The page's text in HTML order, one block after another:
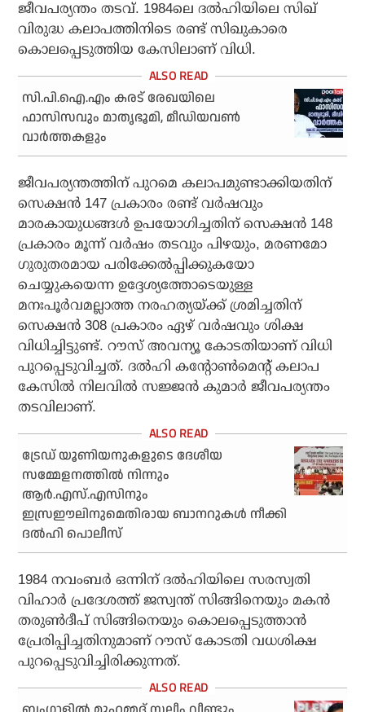
ജീവപര്യന്തം തടവ്. 1984ലെ ദല്‍ഹിയിലെ സിഖ്
വിരുദ്ധ കലാപത്തിനിടെ രണ്ട് സിഖുകാരെ
കൊലപ്പെടുത്തിയ കേസിലാണ് വിധി.
സി.പി.ഐ.എം കരട് രേഖയിലെ
ഫാസിസവും മാതൃഭൂമി, മീഡിയവണ്‍
വാര്‍ത്തകളും
ജീവപര്യന്തത്തിന് പുറമെ കലാപമുണ്ടാക്കിയതിന്
സെക്ഷന്‍ 147 പ്രകാരം രണ്ട് വര്‍ഷവും
മാരകായുധങ്ങള്‍ ഉപയോഗിച്ചതിന് സെക്ഷന്‍ 148
പ്രകാരം മൂന്ന് വര്‍ഷം തടവും പിഴയും, മരണമോ
ഗുരുതരമായ പരിക്കേല്‍പ്പിക്കുകയോ
ചെയ്യുകയെന്ന ഉദ്ദേശ്യത്തോടെയുള്ള
മനഃപൂര്‍വമല്ലാത്ത നരഹത്യയ്ക്ക് ശ്രമിച്ചതിന്
സെക്ഷന്‍ 308 പ്രകാരം ഏഴ് വര്‍ഷവും ശിക്ഷ
വിധിച്ചിട്ടുണ്ട്. റൗസ് അവന്യൂ കോടതിയാണ് വിധി
പുറപ്പെടുവിച്ചത്. ദല്‍ഹി കന്റോണ്‍മെന്റ് കലാപ
കേസില്‍ നിലവില്‍ സജ്ജന്‍ കുമാര്‍ ജീവപര്യന്തം
തടവിലാണ്.
ട്രേഡ് യൂണിയനുകളുടെ ദേശീയ
സമ്മേളനത്തില്‍ നിന്നും
ആര്‍.എസ്.എസിനും
ഇസ്രഈലിനുമെതിരായ ബാനറുകള്‍ നീക്കി
ദല്‍ഹി പൊലീസ്
1984 നവംബര്‍ ഒന്നിന് ദല്‍ഹിയിലെ സരസ്വതി
വിഹാര്‍ പ്രദേശത്ത് ജസ്വന്ത് സിങ്ങിനെയും മകന്‍
തരുണ്‍ദീപ് സിങ്ങിനെയും കൊലപ്പെടുത്താന്‍
പ്രേരിപ്പിച്ചതിനുമാണ് റൗസ് കോടതി വധശിക്ഷ
പുറപ്പെടുവിച്ചിരിക്കുന്നത്.